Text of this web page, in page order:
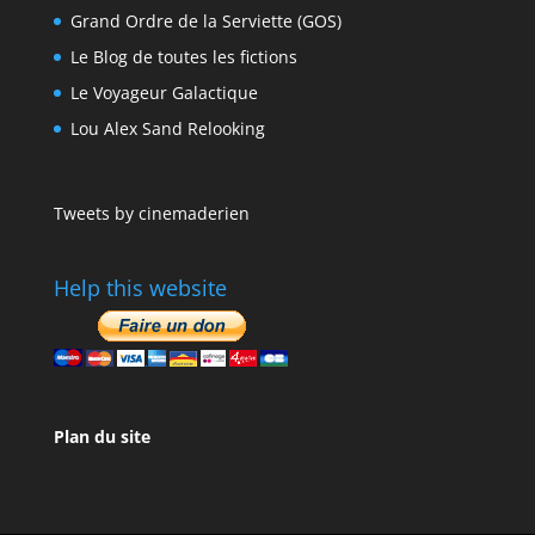
Grand Ordre de la Serviette (GOS)
Le Blog de toutes les fictions
Le Voyageur Galactique
Lou Alex Sand Relooking
Tweets by cinemaderien
Help this website
Plan du site